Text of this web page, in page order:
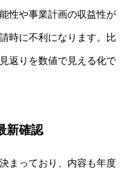
性や事業計画の収益性が
時に不利になります。比
返りを数値で見える化で
新確認
まっており、内容も年度